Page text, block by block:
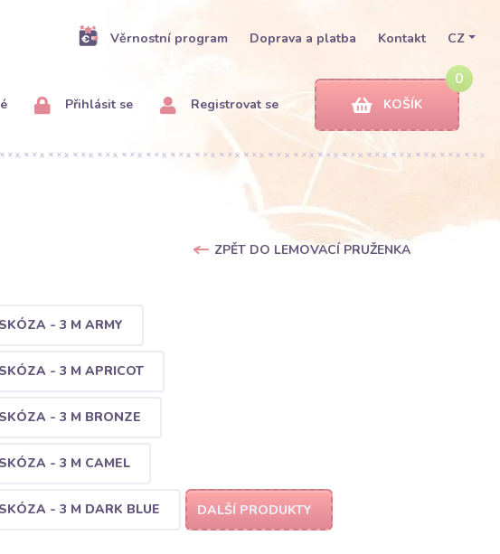
Věrnostní program Doprava a platba Kontakt CZ
Přihlásit se Registrovat se
0
KOŠÍK
ZPĚT DO LEMOVACÍ PRUŽENKA
- 3 M ARMY
- 3 M APRICOT
- 3 M BRONZE
- 3 M CAMEL
- 3 M DARK BLUE DALŠÍ PRODUKTY